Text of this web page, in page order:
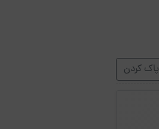
پاک کردن